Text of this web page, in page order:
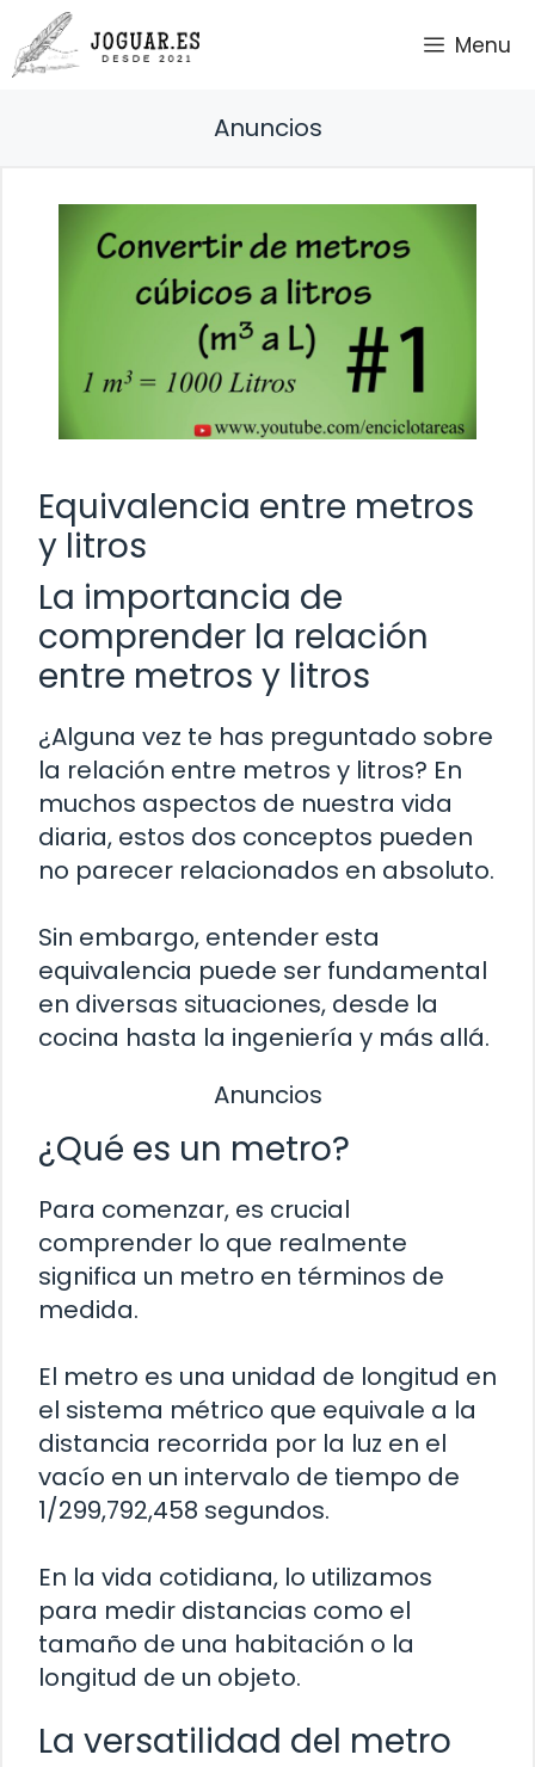
Saltar
al
contenido
Menu
Anuncios
Equivalencia entre metros
y litros
La importancia de
comprender la relación
entre metros y litros
¿Alguna vez te has preguntado sobre
la relación entre metros y litros? En
muchos aspectos de nuestra vida
diaria, estos dos conceptos pueden
no parecer relacionados en absoluto.
Sin embargo, entender esta
equivalencia puede ser fundamental
en diversas situaciones, desde la
cocina hasta la ingeniería y más allá.
Anuncios
¿Qué es un metro?
Para comenzar, es crucial
comprender lo que realmente
significa un metro en términos de
medida.
El metro es una unidad de longitud en
el sistema métrico que equivale a la
distancia recorrida por la luz en el
vacío en un intervalo de tiempo de
1/299,792,458 segundos.
En la vida cotidiana, lo utilizamos
para medir distancias como el
tamaño de una habitación o la
longitud de un objeto.
La versatilidad del metro